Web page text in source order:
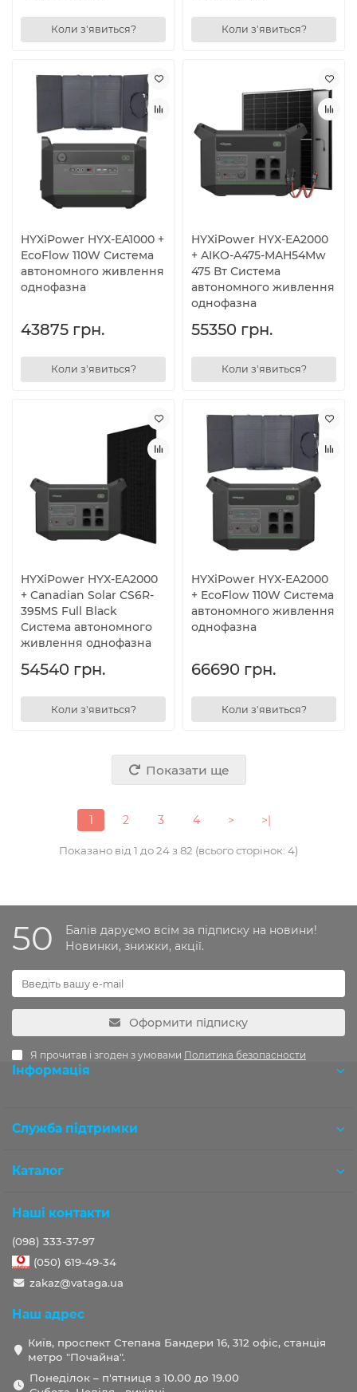
Коли з'явиться? Коли з'явиться?
HYXiPower HYX-EA1000 +
EcoFlow 110W Система
автономного живлення
однофазна
43875 грн.
Коли з'явиться?
HYXiPower HYX-EA2000
+ AIKO-A475-MAH54Mw
475 Вт Система
автономного живлення
однофазна
55350 грн.
Коли з'явиться?
HYXiPower HYX-EA2000
+ Canadian Solar CS6R-
395MS Full Black
Система автономного
живлення однофазна
54540 грн.
Коли з'явиться?
HYXiPower HYX-EA2000
+ EcoFlow 110W Система
автономного живлення
однофазна
66690 грн.
Коли з'явиться?
Показати ще
1 2 3 4 > >|
Показано від 1 до 24 з 82 (всього сторінок: 4)
50
Балів даруємо всім за підписку на новини!
Новинки, знижки, акції.
Оформити підписку
Я прочитав і згоден з умовами Политика безопасности
Інформація
Служба підтримки
Каталог
Наші контакти
(098) 333-37-97
(050) 619-49-34
zakaz@vataga.ua
Наш адрес
Київ, проспект Степана Бандери 16, 312 офіс, станція
метро "Почайна".
Понеділок – п'ятниця з 10.00 до 19.00